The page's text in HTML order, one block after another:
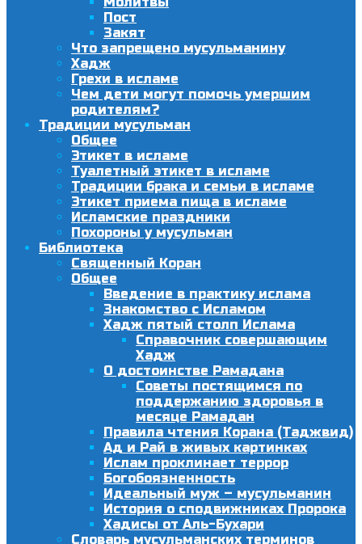
Пост
Закят
Что запрещено мусульманину
Хадж
Грехи в исламе
Чем дети могут помочь умершим
родителям?
Традиции мусульман
Общее
Этикет в исламе
Туалетный этикет в исламе
Традиции брака и семьи в исламе
Этикет приема пища в исламе
Исламские праздники
Похороны у мусульман
Библиотека
Священный Коран
Общее
Введение в практику ислама
Знакомство с Исламом
Хадж пятый столп Ислама
Справочник совершающим
Хадж
О достоинстве Рамадана
Советы постящимся по
поддержанию здоровья в
месяце Рамадан
Правила чтения Корана (Таджвид)
Ад и Рай в живых картинках
Ислам проклинает террор
Богобоязненность
Идеальный муж – мусульманин
История о сподвижниках Пророка
Хадисы от Аль-Бухари
Словарь мусульманских терминов